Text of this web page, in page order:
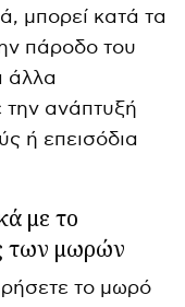
μπορεί κατά τα
πάροδο του
άλλα
ανάπτυξή
ή επεισόδια
με το
των μωρών
το μωρό